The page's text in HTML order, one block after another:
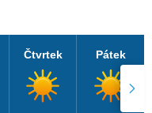
Čtvrtek Pátek